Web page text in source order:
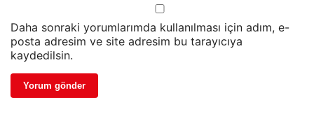
Daha sonraki yorumlarımda kullanılması için adım, e-
posta adresim ve site adresim bu tarayıcıya
kaydedilsin.